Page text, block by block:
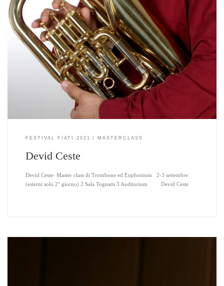
FESTIVAL FIATI 2021 MASTERCLASS
Devid Ceste
Devid Ceste- Master class di Trombone ed Euphonium 2-3 settembre
(esterni solo 2° giorno) 2 Sala Tognatti 3 Auditorium Devid Ceste